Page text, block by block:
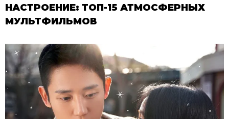
НАСТРОЕНИЕ: ТОП-15 АТМОСФЕРНЫХ
МУЛЬТФИЛЬМОВ